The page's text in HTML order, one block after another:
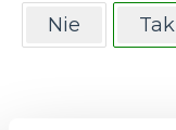
Nie
Tak